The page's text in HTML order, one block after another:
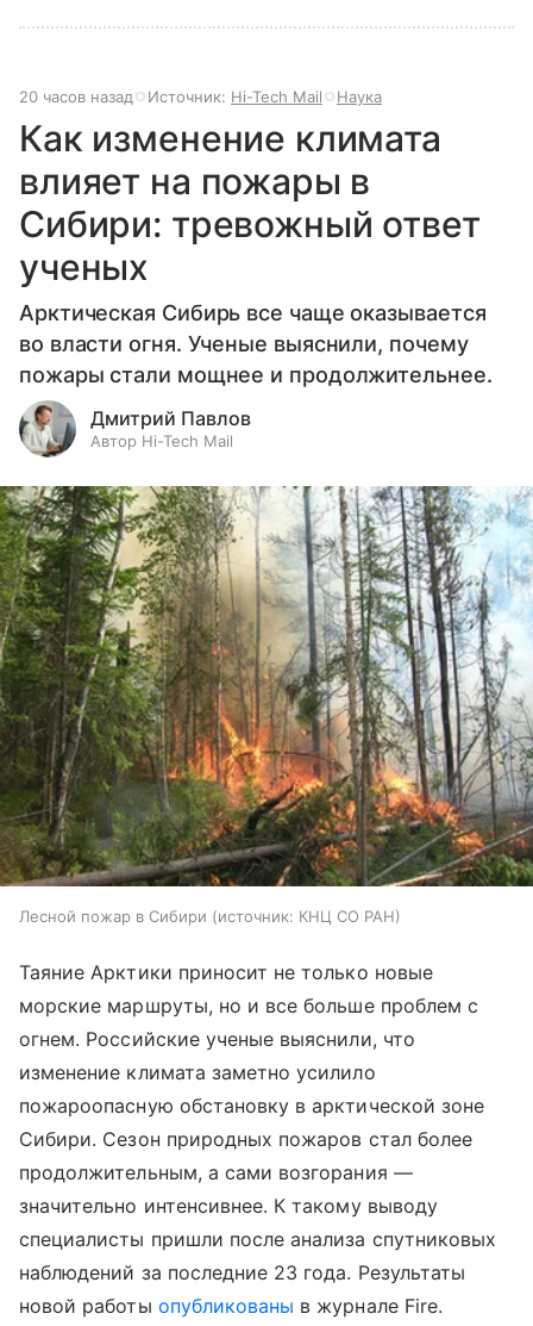
20 часов назад Источник: Hi-Tech Mail Наука
Как изменение климата
влияет на пожары в
Сибири: тревожный ответ
ученых
Арктическая Сибирь все чаще оказывается
во власти огня. Ученые выяснили, почему
пожары стали мощнее и продолжительнее.
Дмитрий Павлов
Автор Hi-Tech Mail
Лесной пожар в Сибири источник: КНЦ СО РАН
Таяние Арктики приносит не только новые
морские маршруты, но и все больше проблем с
огнем. Российские ученые выяснили, что
изменение климата заметно усилило
пожароопасную обстановку в арктической зоне
Сибири. Сезон природных пожаров стал более
продолжительным, а сами возгорания —
значительно интенсивнее. К такому выводу
специалисты пришли после анализа спутниковых
наблюдений за последние 23 года. Результаты
новой работы опубликованы в журнале Fire.